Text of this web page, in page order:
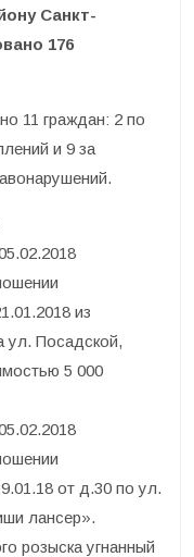
Санкт-
176
11 граждан: 2 по
и 9 за
из
ул. Посадской,
5 000
от д.30 по ул.
лансер».
розыска угнанный